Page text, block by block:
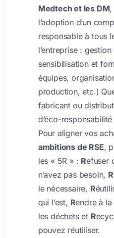
Medtech et les DM,
l’adoption d’un
responsable à tous
l’entreprise :
sensibilisation et
équipes,
production, etc.)
fabricant ou
d’éco-
Pour aligner vos
ambitions de RSE,
les « 5R » : Refuser
n’avez pas besoin, R
le nécessaire, R
qui l’est, Rendre à
les déchets et R
pouvez réutiliser.